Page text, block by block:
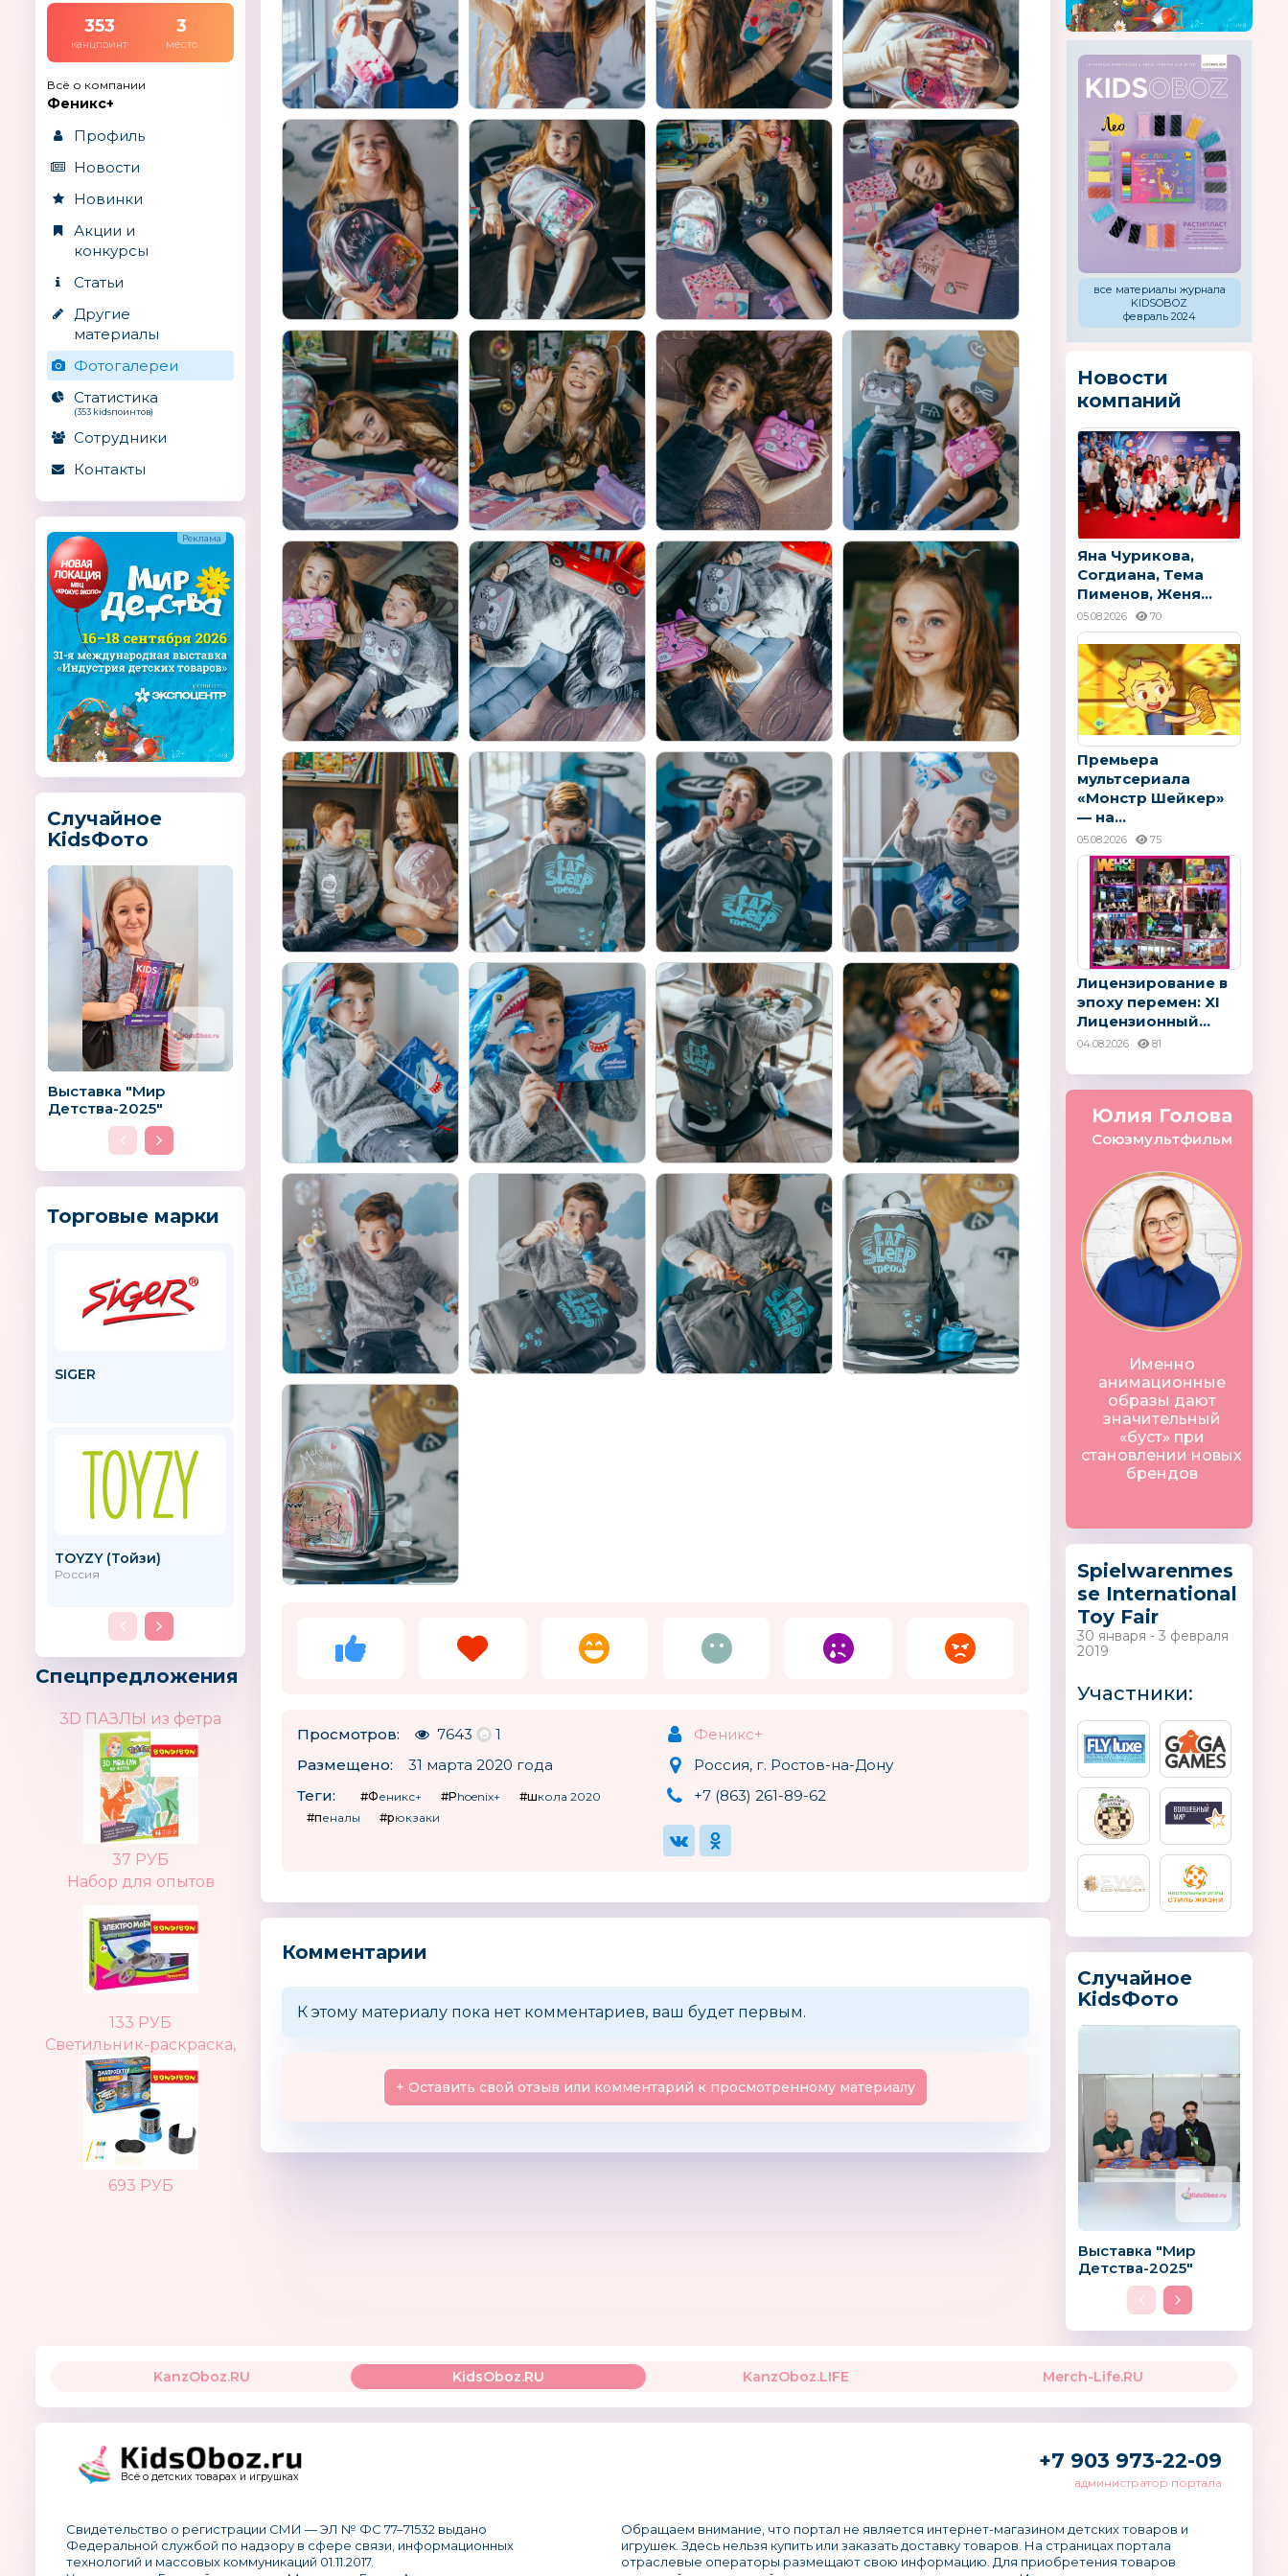
353
канцпоинт
3
место
Всё о компании
Феникс+
Профиль
Новости
Новинки
Акции и
конкурсы
Статьи
Другие
материалы
Фотогалереи
Статистика
(353 kidsпоинтов)
Сотрудники
Контакты
Случайное
KidsФото
Выставка "Мир
Детства-2025"
Торговые марки
SIGER
TOYZY (Тойзи)
Россия
Oxford
Франция
Спорт Тоша
HOFFMANN
LOVULAR
Мир Деревянных
Gratnells Hobbius® РЫЖИЙ КОТ
Германия
Спецпредложения
3D ПАЗЛЫ из фетра
37 РУБ
Набор для опытов
133 РУБ
Светильник-раскраска,
693 РУБ
Просмотров: 7643
1
Размещено:
31 марта 2020 года
Теги:
#Феникс+ #Phoenix+
#школа 2020
#пеналы
#рюкзаки
Феникс+
Россия, г. Ростов-на-Дону
+7 (863) 261-89-62
Комментарии
К этому материалу пока нет комментариев, ваш будет первым.
+ Оставить свой отзыв или комментарий к просмотренному материалу
все материалы журнала
KIDSOBOZ
февраль 2024
Новости
компаний
Яна Чурикова,
Согдиана, Тема
Пименов, Женя...
05.08.2026 70
Премьера
мультсериала
«Монстр Шейкер»
— на...
05.08.2026 75
Лицензирование в
эпоху перемен: XI
Лицензионный...
04.08.2026 81
Юлия Голова
Союзмультфильм
Именно
анимационные
образы дают
значительный
«буст» при
становлении новых
брендов
Spielwarenmes
se International
Toy Fair
30 января - 3 февраля
2019
Участники:
Случайное
KidsФото
Выставка "Мир
Детства-2025"
KanzOboz.RU KidsOboz.RU KanzOboz.LIFE Merch-Life.RU
Всё о детских товарах и игрушках
+7 903 973-22-09
администратор портала
Свидетельство о регистрации СМИ — ЭЛ № ФС 77–71532 выдано
Федеральной службой по надзору в сфере связи, информационных
технологий и массовых коммуникаций 01.11.2017.
Обращаем внимание, что портал не является интернет-магазином детских товаров и
игрушек. Здесь нельзя купить или заказать доставку товаров. На страницах портала
отраслевые операторы размещают свою информацию. Для приобретения товаров